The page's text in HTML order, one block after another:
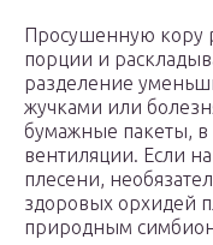
Просушенную кору
порции и
разделение
жучками или
бумажные пакеты,
вентиляции. Если
плесени,
здоровых орхидей
природным